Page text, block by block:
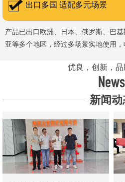
出口多国 适配多元场景
产品已出口欧洲、日本、俄罗斯、巴
亚等多个地区，经过多场景实地使用，
优良，创新，
News
新闻动